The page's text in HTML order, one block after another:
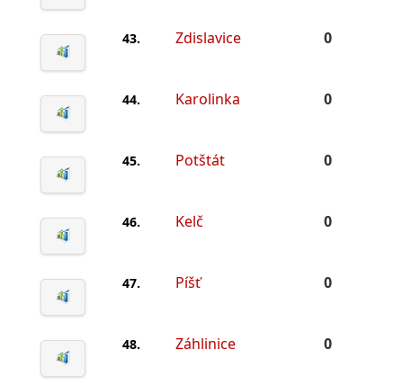
43. Zdislavice 0
44. Karolinka 0
45. Potštát 0
46. Kelč 0
47. Píšť 0
48. Záhlinice 0